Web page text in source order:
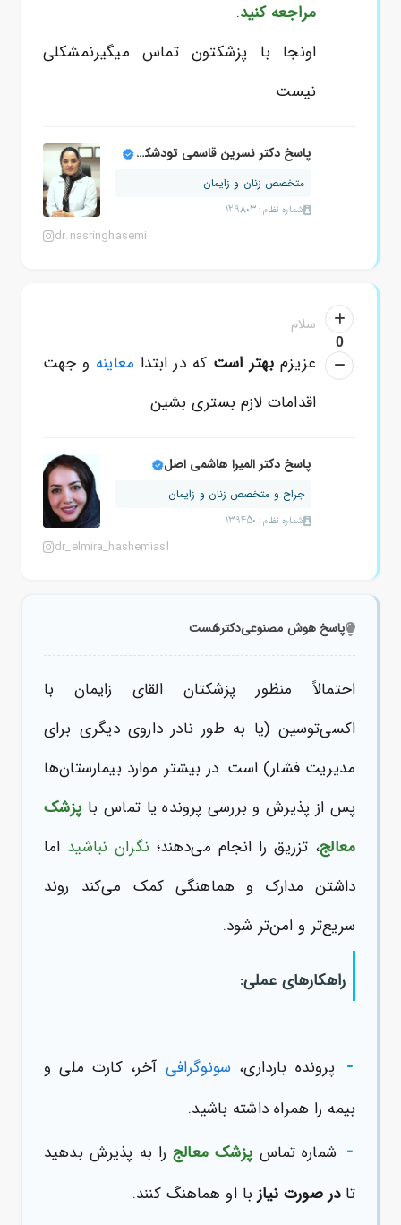
مراجعه کنید.
اونجا با پزشکتون تماس میگیرنمشکلی
نیست
پاسخ دکتر نسرین قاسمی تودشکچوئی
متخصص زنان و زایمان
شماره نظام: 129803
dr.nasringhasemi
0
سلام
عزیزم بهتر است که در ابتدا معاینه و جهت
اقدامات لازم بستری بشین
پاسخ دکتر المیرا هاشمی اصل
جراح و متخصص زنان و زایمان
شماره نظام: 139450
dr_elmira_hashemiasl
پاسخ هوش مصنوعیدکترهَست
احتمالاً منظور پزشکتان القای زایمان با
اکسی‌توسین (یا به طور نادر داروی دیگری برای
مدیریت فشار) است. در بیشتر موارد بیمارستان‌ها
پس از پذیرش و بررسی پرونده یا تماس با پزشک
معالج، تزریق را انجام می‌دهند؛ نگران نباشید اما
داشتن مدارک و هماهنگی کمک می‌کند روند
سریع‌تر و امن‌تر شود.
راهکارهای عملی:
- پرونده بارداری، سونوگرافی آخر، کارت ملی و
بیمه را همراه داشته باشید.
- شماره تماس پزشک معالجرا به پذیرش بدهید
تادر صورت نیازبا او هماهنگ کنند.